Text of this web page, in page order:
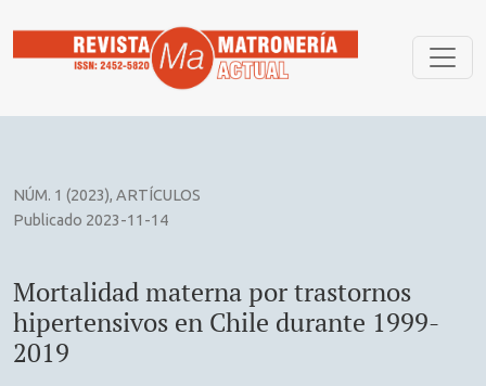
NÚM. 1 (2023), ARTÍCULOS
Mortalidad materna por trastornos
hipertensivos en Chile durante 1999-
2019
Publicado 2023-11-14